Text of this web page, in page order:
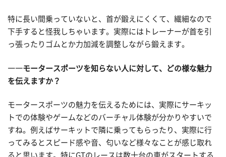
特に長い間乗っていないと、首が鍛えにくくて、繊細なので
下手すると怪我しちゃいます。実際にはトレーナーが首を引
っ張ったりゴムとか力加減を調整しながら鍛えます。
――モータースポーツを知らない人に対して、どの様な魅力
を伝えますか？
モータースポーツの魅力を伝えるためには、実際にサーキッ
トでの体験やゲームなどのバーチャル体験が分かりやすいで
すね。例えばサーキットで隣に乗ってもらったり、実際に行
ってみるとスピード感や音、匂いなど様々なことが感じ取れ
ると思います。特にGTのレースは数十台の車がスタートする